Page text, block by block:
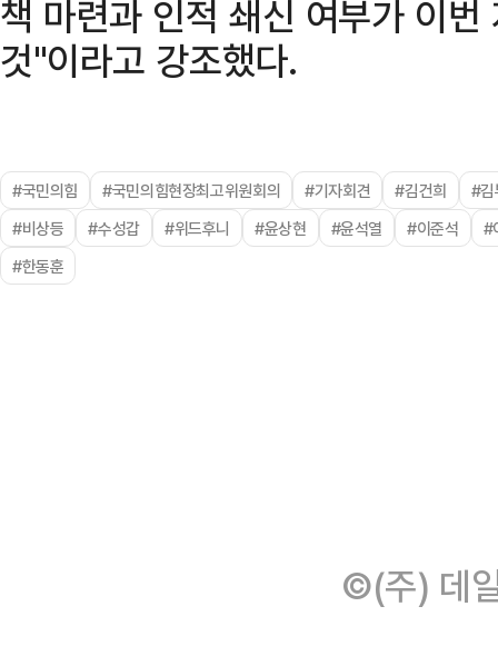
책 마련과 인적 쇄신 여부가 이
것"이라고 강조했다.
#국민의힘 #국민의힘현장최고위원회의 #기자회견 #김건희
#김
#비상등
#수성갑 #위드후니 #윤상현 #윤석열 #이준석
#
#한동훈
©(주) 데